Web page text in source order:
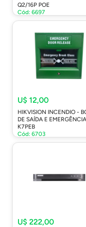
Q2/16P POE
Cód: 6697
U$ 12,00
HIKVISION INCENDIO -
DE SAÍDA E
K7PEB
Cód: 6703
U$ 222,00